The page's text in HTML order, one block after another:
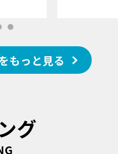
もっと見る
グ